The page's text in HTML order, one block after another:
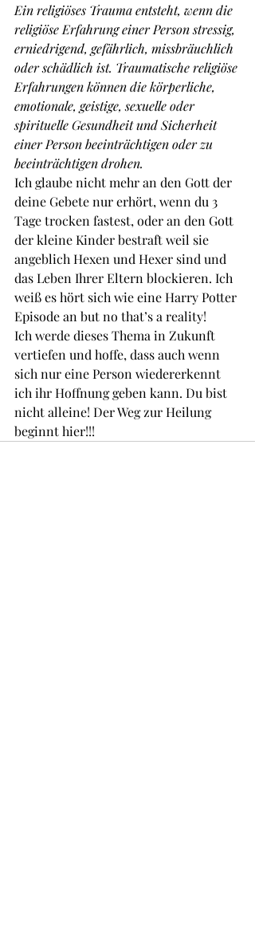
Ein religiöses Trauma entsteht, wenn die
religiöse Erfahrung einer Person stressig,
erniedrigend, gefährlich, missbräuchlich
oder schädlich ist. Traumatische religiöse
Erfahrungen können die körperliche,
emotionale, geistige, sexuelle oder
spirituelle Gesundheit und Sicherheit
einer Person beeinträchtigen oder zu
beeinträchtigen drohen.
Ich glaube nicht mehr an den Gott der
deine Gebete nur erhört, wenn du 3
Tage trocken fastest, oder an den Gott
der kleine Kinder bestraft weil sie
angeblich Hexen und Hexer sind und
das Leben Ihrer Eltern blockieren. Ich
weiß es hört sich wie eine Harry Potter
Episode an but no that’s a reality!
Ich werde dieses Thema in Zukunft
vertiefen und hoffe, dass auch wenn
sich nur eine Person wiedererkennt
ich ihr Hoffnung geben kann. Du bist
nicht alleine! Der Weg zur Heilung
beginnt hier!!!